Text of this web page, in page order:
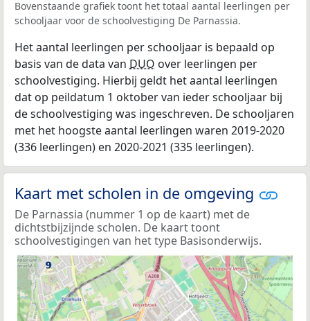
Bovenstaande grafiek toont het totaal aantal leerlingen per
schooljaar voor de schoolvestiging De Parnassia.
Het aantal leerlingen per schooljaar is bepaald op
basis van de data van DUO over leerlingen per
schoolvestiging. Hierbij geldt het aantal leerlingen
dat op peildatum 1 oktober van ieder schooljaar bij
de schoolvestiging was ingeschreven. De schooljaren
met het hoogste aantal leerlingen waren 2019-2020
(336 leerlingen) en 2020-2021 (335 leerlingen).
Kaart met scholen in de omgeving
De Parnassia (nummer 1 op de kaart) met de
dichtstbijzijnde scholen. De kaart toont
schoolvestigingen van het type Basisonderwijs.